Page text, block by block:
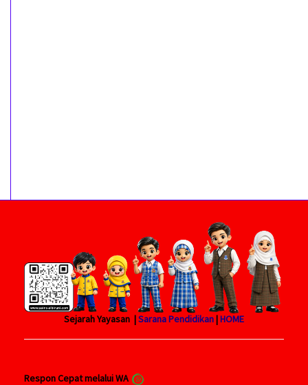
Sejarah Yayasan |Sarana Pendidikan |HOME
Respon Cepat melalui WA